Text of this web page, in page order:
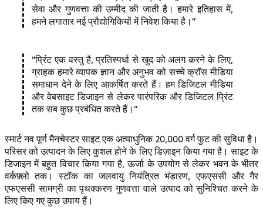
सेवा और गुणवत्ता की उम्मीद की जाती है। हमारे इतिहास में,
हमने लगातार नई प्रौद्योगिकियों में निवेश किया है।
प्रिंट एक वस्तु है, प्रतिस्पर्धा से खुद को अलग करने के लिए,
ग्राहक हमारे व्यापक ज्ञान और अनुभव को सच्चे क्रॉस मीडिया
समाधान देने के लिए आकर्षित करते हैं। हम डिजिटल मीडिया
और वेबसाइट डिजाइन से लेकर पारंपरिक और डिजिटल प्रिंट
तक सब कुछ प्रबंधित करते हैं।
स्मार्ट नव पूर्ण मैनचेस्टर साइट एक अत्याधुनिक 20,000 वर्ग फुट की सुविधा है।
परिसर को उत्पादन के लिए कुशल होने के लिए डिज़ाइन किया गया है। साइट के
डिजाइन में बहुत विचार किया गया है, ऊर्जा के उपयोग से लेकर भवन के भीतर
वर्कफ़्लो तक। स्टॉक का जलवायु नियंत्रित भंडारण, एफएससी और गैर
एफएससी सामग्री का पृथक्करण गुणवत्ता वाले उत्पाद को सुनिश्चित करने के
लिए किए गए कुछ उपाय हैं।